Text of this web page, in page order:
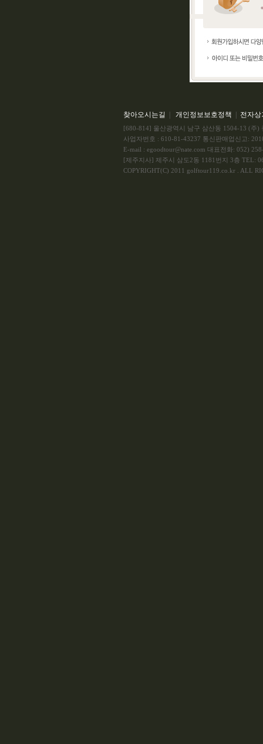
찾아오시는길 개인정보보호정책 전자
[680-814] 울산광역시 남구 삼산동 1504-13 (주
사업자번호 : 610-81-43237 통신판매업신고:
E-mail : egoodtour@nate.com 대표전화: 052)
[제주지사] 제주시 삼도2동 1181번지 3층 TEL:
COPYRIGHT(C) 2011 golftour119.co.kr . ALL